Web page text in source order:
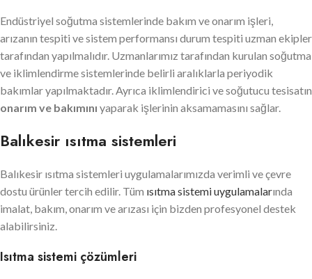
Endüstriyel soğutma sistemlerinde bakım ve onarım işleri,
arızanın tespiti ve sistem performansı durum tespiti uzman ekipler
tarafından yapılmalıdır. Uzmanlarımız tarafından kurulan soğutma
ve iklimlendirme sistemlerinde belirli aralıklarla periyodik
bakımlar yapılmaktadır. Ayrıca iklimlendirici ve soğutucu tesisatın
onarım ve bakımını yaparak işlerinin aksamamasını sağlar.
Balıkesir ısıtma sistemleri
Balıkesir ısıtma sistemleri uygulamalarımızda verimli ve çevre
dostu ürünler tercih edilir. Tüm ısıtma sistemi uygulamalarında
imalat, bakım, onarım ve arızası için bizden profesyonel destek
alabilirsiniz.
Isıtma sistemi çözümleri